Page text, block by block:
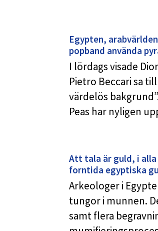
Egypten,
popband använda
I lördags visade
Pietro Beccari sa
värdelös
Peas har nyligen
Att tala är guld, i
forntida egyptiska
Arkeologer i
tungor i munnen.
samt flera